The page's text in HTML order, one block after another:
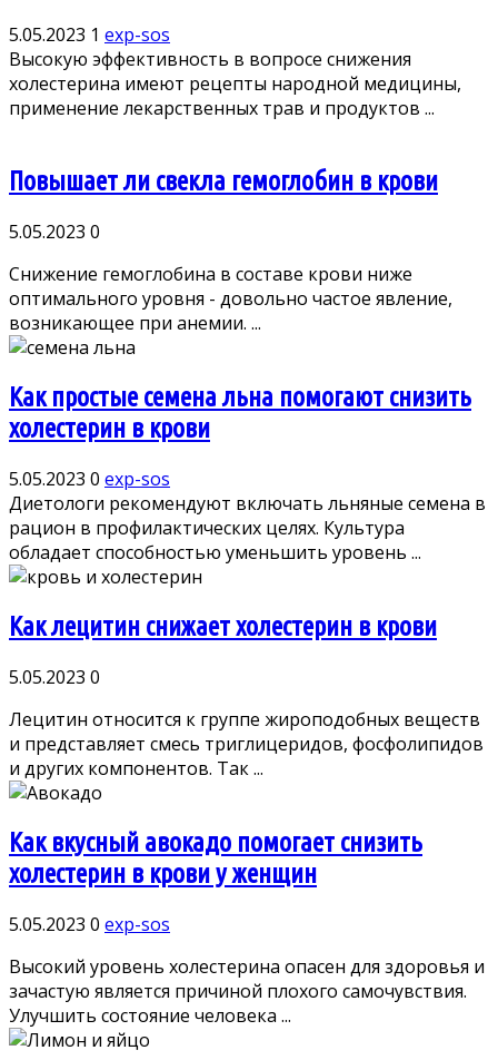
5.05.2023 1 exp-sos
Высокую эффективность в вопросе снижения
холестерина имеют рецепты народной медицины,
применение лекарственных трав и продуктов ...
Повышает ли свекла гемоглобин в крови
5.05.2023 0
Снижение гемоглобина в составе крови ниже
оптимального уровня - довольно частое явление,
возникающее при анемии. ...
Как простые семена льна помогают снизить
холестерин в крови
5.05.2023 0 exp-sos
Диетологи рекомендуют включать льняные семена в
рацион в профилактических целях. Культура
обладает способностью уменьшить уровень ...
Как лецитин снижает холестерин в крови
5.05.2023 0
Лецитин относится к группе жироподобных веществ
и представляет смесь триглицеридов, фосфолипидов
и других компонентов. Так ...
Как вкусный авокадо помогает снизить
холестерин в крови у женщин
5.05.2023 0 exp-sos
Высокий уровень холестерина опасен для здоровья и
зачастую является причиной плохого самочувствия.
Улучшить состояние человека ...